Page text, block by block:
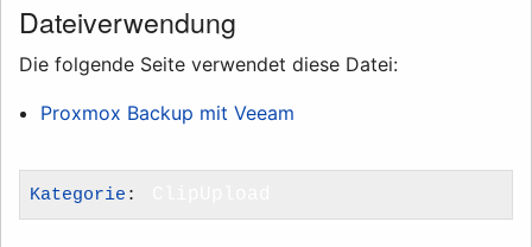
Dateiverwendung
Die folgende Seite verwendet diese Datei:
Proxmox Backup mit Veeam
Kategorie :